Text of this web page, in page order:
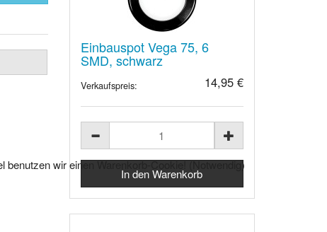
Einbauspot Vega 75, 6
SMD, schwarz
Verkaufspreis: 14,95 €
wir einen Warenkorb-Cookie! (Notwendig)